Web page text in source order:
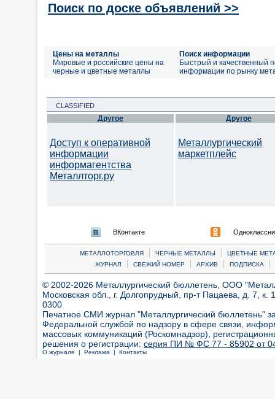
Поиск по доске объявлений >>
Цены на металлы
Мировые и российские цены на
черные и цветные металлы
Поиск информации
Быстрый и качественный
информации по рынку
CLASSIFIED
Другое
Доступ к оперативной
информации
информагентства
Металлторг.ру
Другое
Металлургический
маркетплейс
ВКонтакте
МЕТАЛЛОТОРГОВЛЯ | ЧЕРНЫЕ МЕТАЛЛЫ |
ЦВЕТНЫЕ
ЖУРНАЛ
| СВЕЖИЙ НОМЕР | АРХИВ | ПОДПИСКА |
© 2002-2026 Металлургический бюллетень, ООО
Московская обл., г. Долгопрудный, пр-т Пацаева, д. 7,
0300
Печатное СМИ журнал "Металлургический бюллетень"
Федеральной службой по надзору в сфере связи,
массовых коммуникаций (Роскомнадзор),
решения о регистрации: серия ПИ № ФС 77 - 85902 от 04
О журнале | Реклама | Контакты